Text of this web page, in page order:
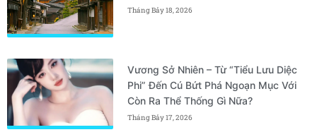
Tháng Bảy 18, 2026
Vương Sở Nhiên – Từ “Tiểu Lưu Diệc
Phi” Đến Cú Bứt Phá Ngoạn Mục Với
Còn Ra Thể Thống Gì Nữa?
Tháng Bảy 17, 2026